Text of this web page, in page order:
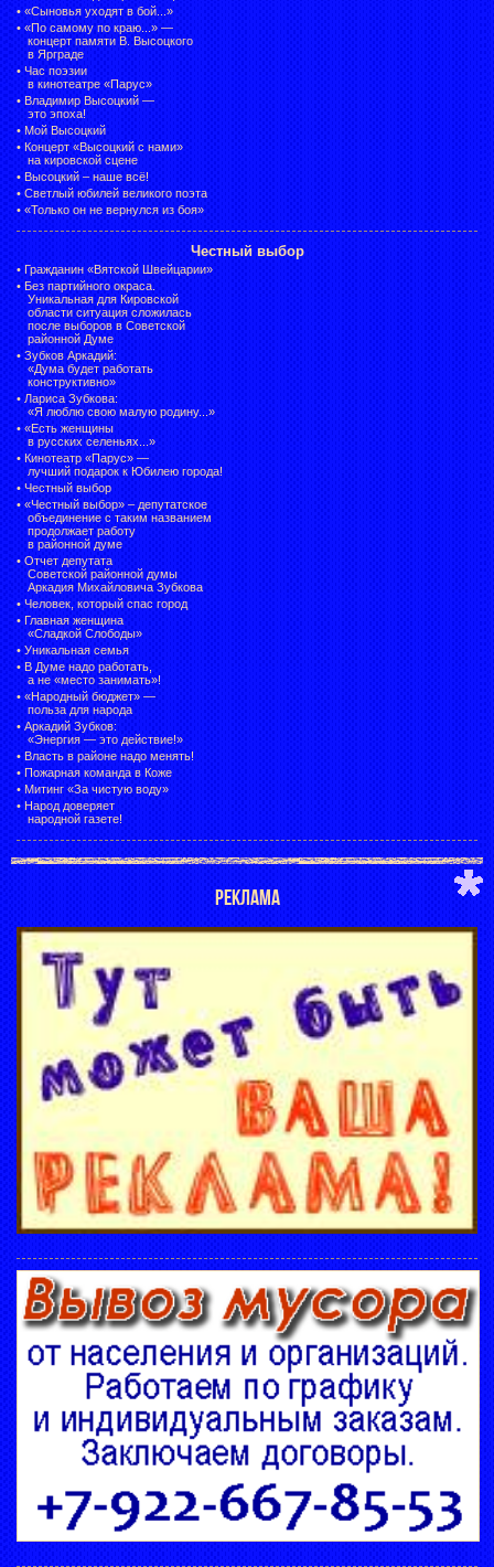
• «Сыновья уходят в бой...»
• «По самому по краю...» —
концерт памяти В. Высоцкого
в Ярграде
• Час поэзии
в кинотеатре «Парус»
• Владимир Высоцкий —
это эпоха!
• Мой Высоцкий
• Концерт «Высоцкий с нами»
на кировской сцене
• Высоцкий – наше всё!
• Светлый юбилей великого поэта
• «Только он не вернулся из боя»
Честный выбор
• Гражданин «Вятской Швейцарии»
• Без партийного окраса.
Уникальная для Кировской
области ситуация сложилась
после выборов в Советской
районной Думе
• Зубков Аркадий:
«Дума будет работать
конструктивно»
• Лариса Зубкова:
«Я люблю свою малую родину...»
• «Есть женщины
в русских селеньях...»
• Кинотеатр «Парус» —
лучший подарок к Юбилею города!
• Честный выбор
• «Честный выбор» – депутатское
объединение с таким названием
продолжает работу
в районной думе
• Отчет депутата
Советской районной думы
Аркадия Михайловича Зубкова
• Человек, который спас город
• Главная женщина
«Сладкой Слободы»
• Уникальная семья
• В Думе надо работать,
а не «место занимать»!
• «Народный бюджет» —
польза для народа
• Аркадий Зубков:
«Энергия — это действие!»
• Власть в районе надо менять!
• Пожарная команда в Коже
• Митинг «За чистую воду»
• Народ доверяет
народной газете!
РЕКЛАМА